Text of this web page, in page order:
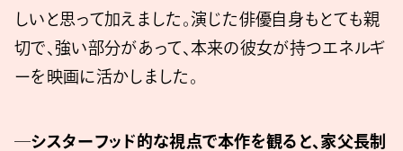
しいと思って加えました。演じた俳優自身もとても親
切で、強い部分があって、本来の彼女が持つエネルギ
ーを映画に活かしました。
─シスターフッド的な視点で本作を観ると、家父長制